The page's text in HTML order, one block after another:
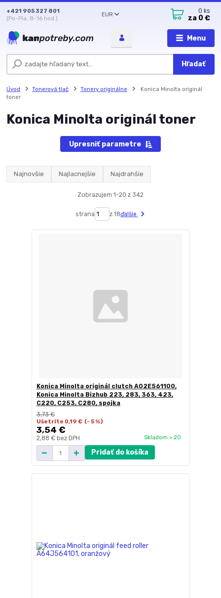
Menu
EUR
Hľadať
+421 905 327 801
(Po-Pia, 8-16 hod.)
0 ks
za 0 €
Úvod Tonerová tlač Tonery originálne
Konica Minolta originál
toner
Konica Minolta originál toner
Upresniť parametre
Najnovšie Najlacnejšie Najdrahšie
Zobrazujem 1-20 z 342
strana z 18ďalšie
Konica Minolta originál clutch A02E561100,
Konica Minolta Bizhub 223, 283, 363, 423,
C220, C253, C280, spojka
3,73 €
Ušetríte 0,19 € (- 5 %)
3,54 €
2,88 € bez DPH Skladom > 20
Pridať do košíka